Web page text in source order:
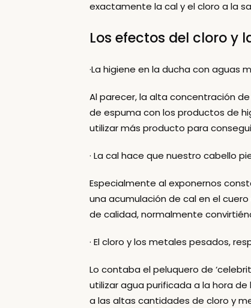
exactamente la cal y el cloro a la
Los efectos del cloro y
·La higiene en la ducha con aguas
Al parecer, la alta concentración
de espuma con los productos de
utilizar más producto para
· La cal hace que nuestro cabello
Especialmente al exponernos
una acumulación de cal en el
de calidad, normalmente
· El cloro y los metales pesados,
Lo contaba el peluquero de
utilizar agua purificada a la hora
a las altas cantidades de cloro y